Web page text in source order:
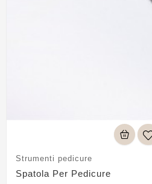
Strumenti pedicure
Spatola Per Pedicure